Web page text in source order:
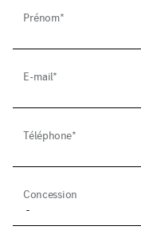
Prénom*
E-mail*
Téléphone*
Concession